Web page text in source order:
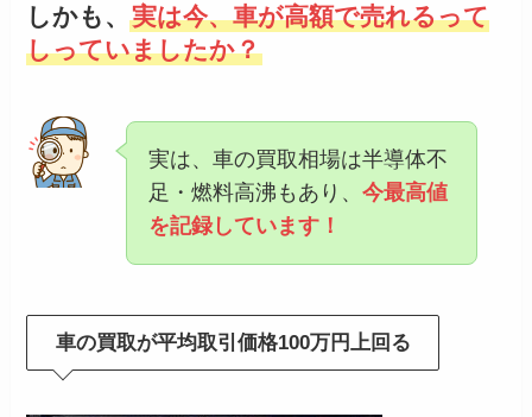
しかも、実は今、車が高額で売れるって
しっていましたか？
実は、車の買取相場は半導体不
足・燃料高沸もあり、今最高値
を記録しています！
車の買取が平均取引価格100万円上回る